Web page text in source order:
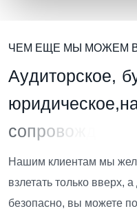
ЧЕМ ЕЩЕ МЫ МОЖЕМ
Аудиторское, б
юридическое,н
сопрово
Нашим клиентам мы
взлетать только вверх,
безопасно, вы можете